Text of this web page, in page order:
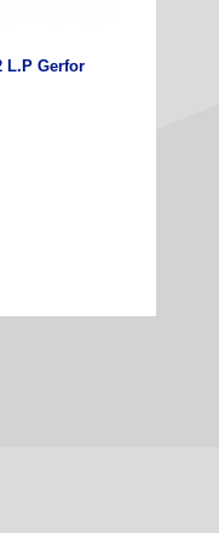
L.P Gerfor